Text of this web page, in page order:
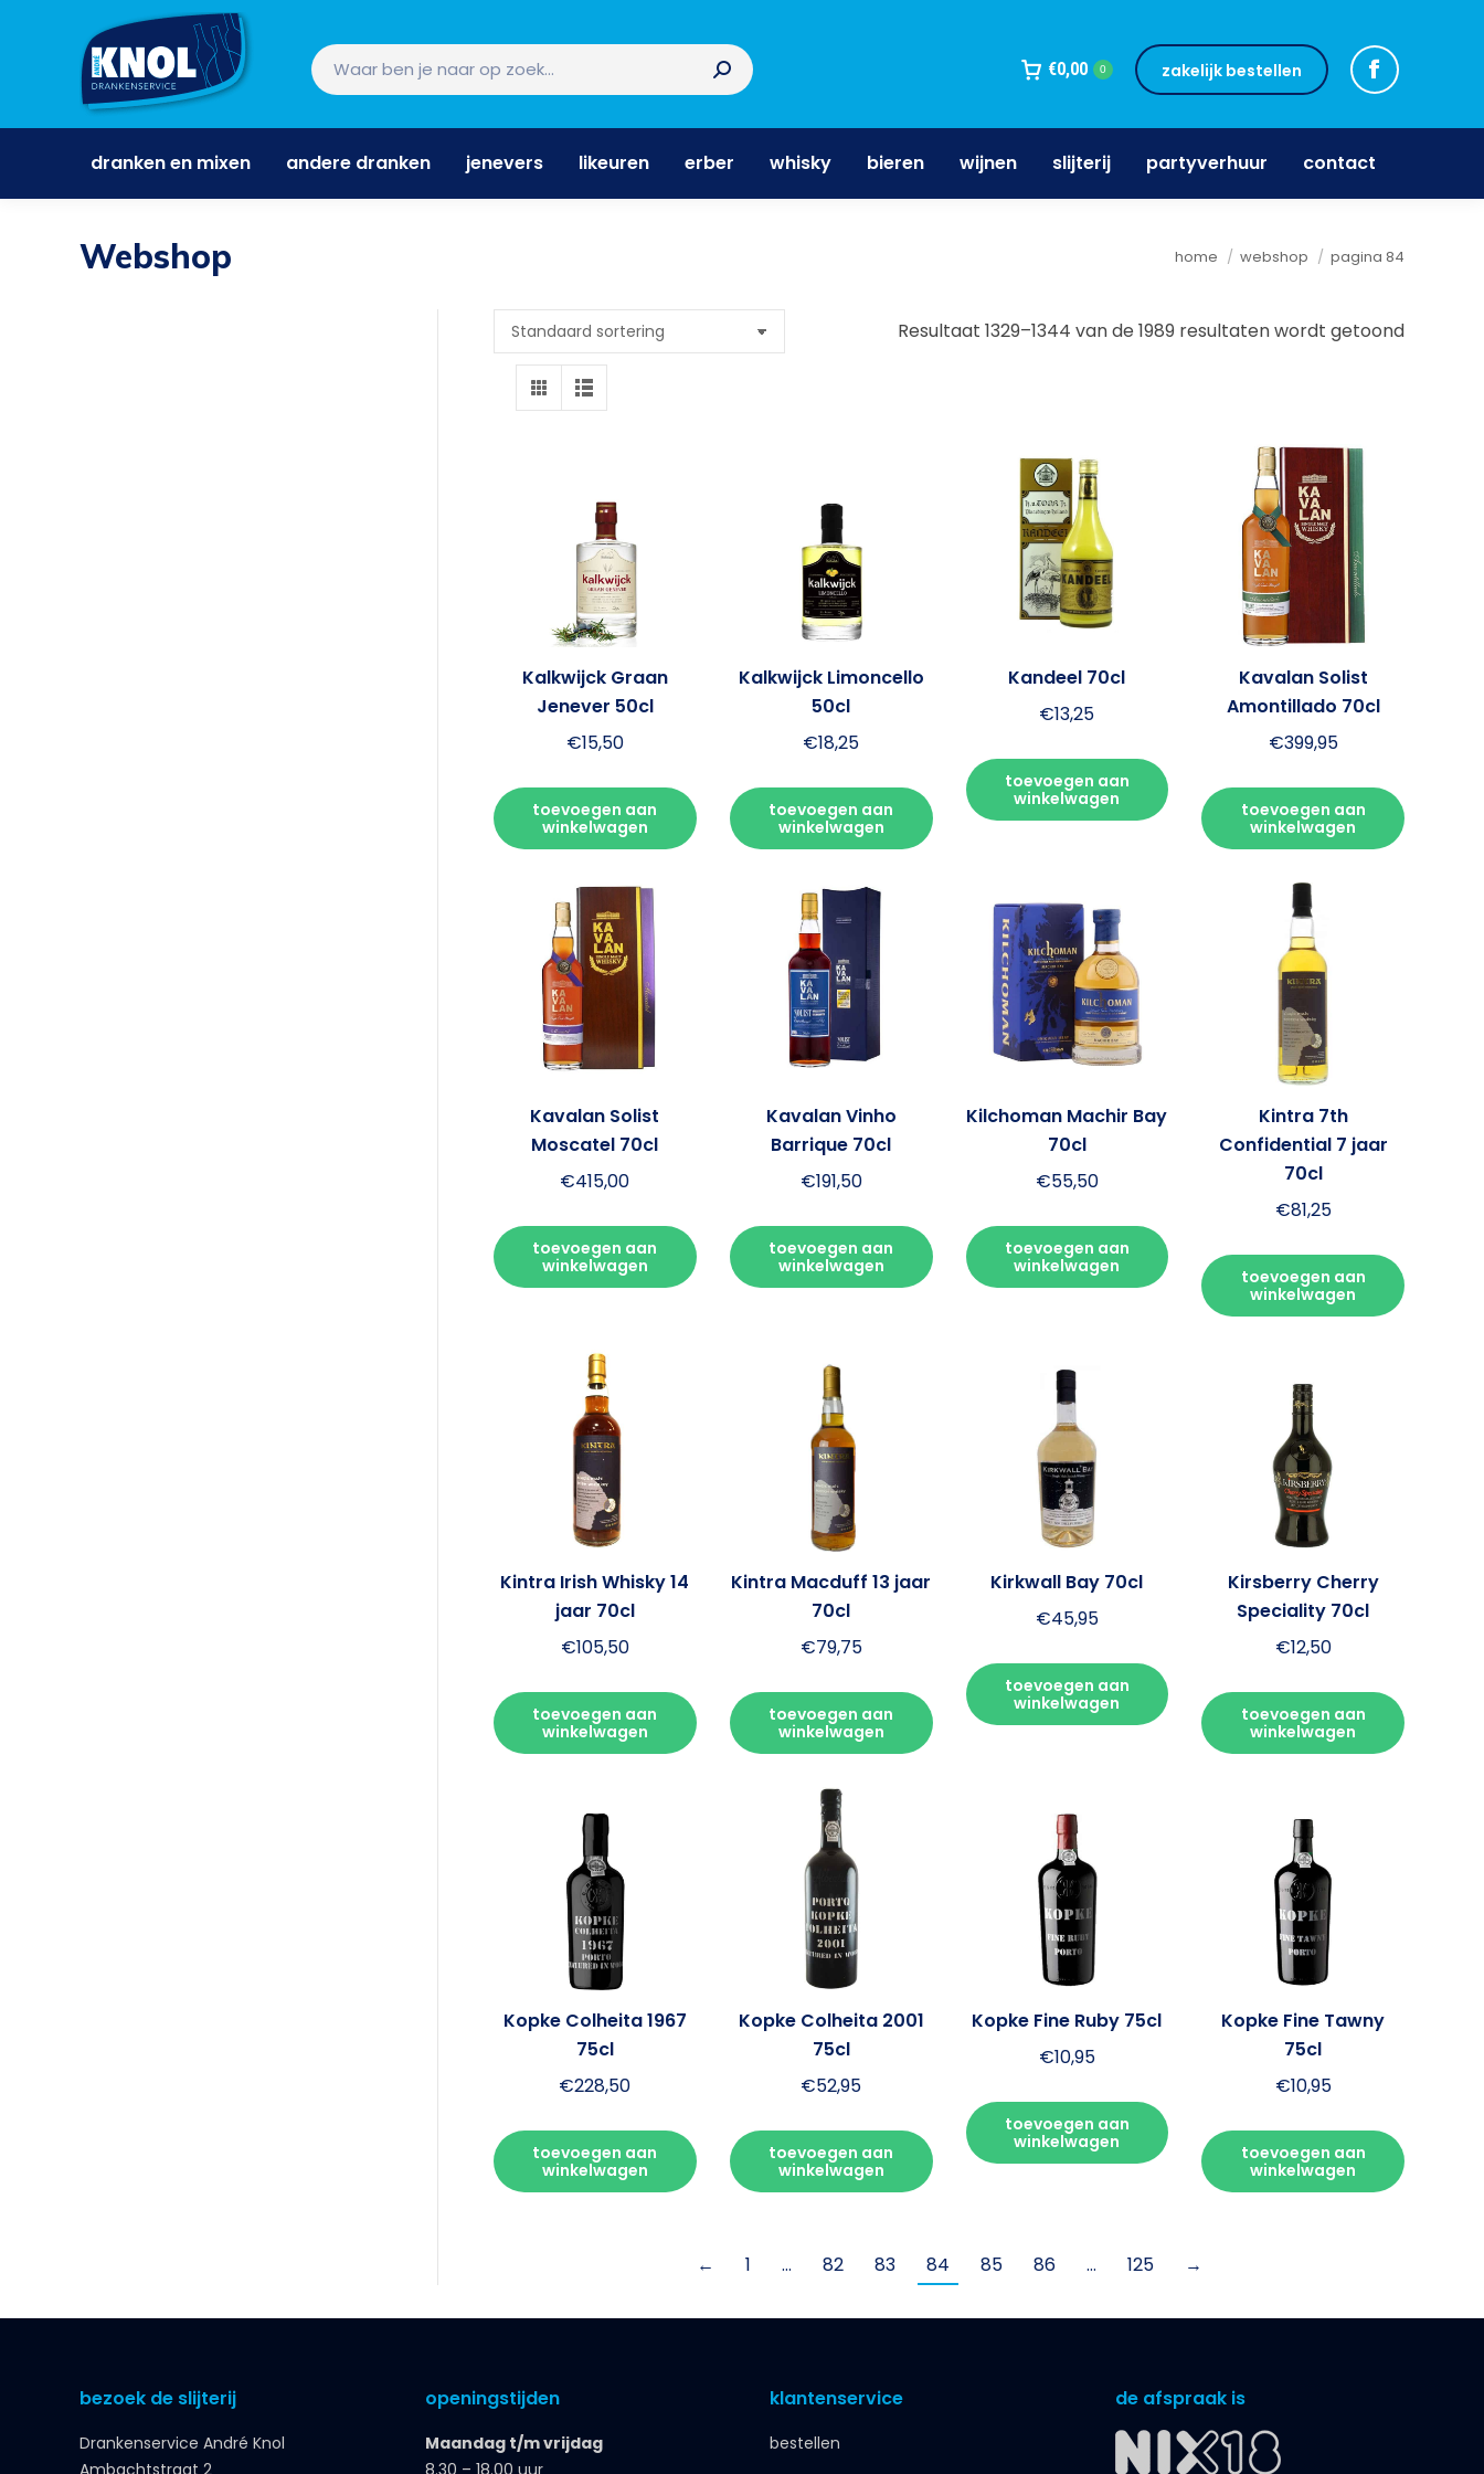
€0,00 0 zakelijk bestellen
dranken en mixen andere dranken jenevers likeuren erber whisky bieren wijnen slijterij partyverhuur contact
Webshop Je bent hier:
home webshop pagina 84
Resultaat 1329–1344 van de 1989 resultaten wordt getoond
Kalkwijck Graan
Jenever 50cl
€15,50
toevoegen aan
winkelwagen
Kalkwijck Limoncello
50cl
€18,25
toevoegen aan
winkelwagen
Kandeel 70cl
€13,25
toevoegen aan
winkelwagen
Kavalan Solist
Amontillado 70cl
€399,95
toevoegen aan
winkelwagen
Kavalan Solist
Moscatel 70cl
€415,00
toevoegen aan
winkelwagen
Kavalan Vinho
Barrique 70cl
€191,50
toevoegen aan
winkelwagen
Kilchoman Machir Bay
70cl
€55,50
toevoegen aan
winkelwagen
Kintra 7th
Confidential 7 jaar
70cl
€81,25
toevoegen aan
winkelwagen
Kintra Irish Whisky 14
jaar 70cl
€105,50
toevoegen aan
winkelwagen
Kintra Macduff 13 jaar
70cl
€79,75
toevoegen aan
winkelwagen
Kirkwall Bay 70cl
€45,95
toevoegen aan
winkelwagen
Kirsberry Cherry
Speciality 70cl
€12,50
toevoegen aan
winkelwagen
Kopke Colheita 1967
75cl
€228,50
toevoegen aan
winkelwagen
Kopke Colheita 2001
75cl
€52,95
toevoegen aan
winkelwagen
Kopke Fine Ruby 75cl
€10,95
toevoegen aan
winkelwagen
Kopke Fine Tawny
75cl
€10,95
toevoegen aan
winkelwagen
← 1 … 82 83 84 85 86 … 125 →
bezoek de slijterij
Drankenservice André Knol
Ambachtstraat 2
openingstijden
Maandag t/m vrijdag
8.30 – 18.00 uur
klantenservice
bestellen
de afspraak is
dranken en mixen